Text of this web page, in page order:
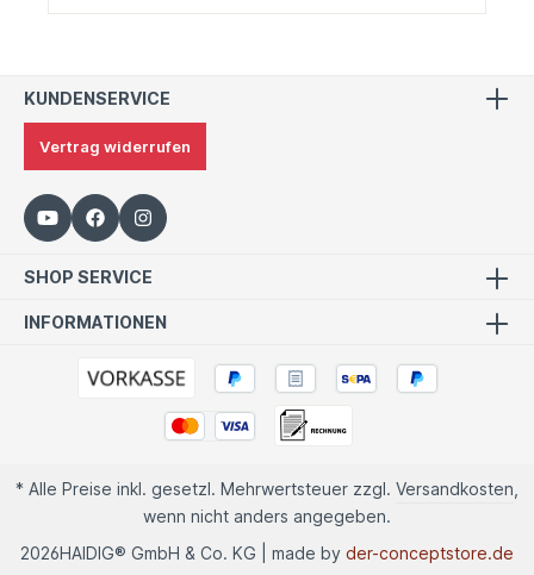
KUNDENSERVICE
Vertrag widerrufen
SHOP SERVICE
INFORMATIONEN
* Alle Preise inkl. gesetzl. Mehrwertsteuer zzgl. Versandkosten
wenn nicht anders angegeben.
2026HAIDIG® GmbH & Co. KG | made by der-conceptstore.de